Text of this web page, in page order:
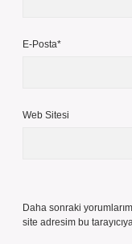
E-Posta*
Web Sitesi
Daha sonraki
site adresim bu